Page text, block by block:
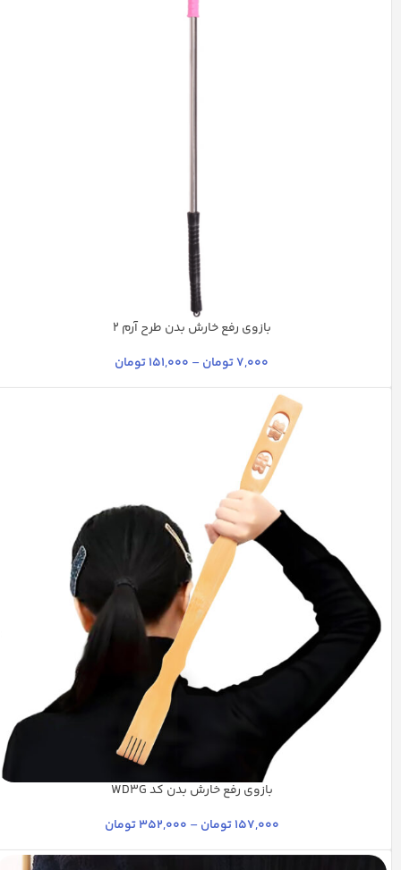
آبی یخی+10
بازوی رفع خارش بدن طرح آرم 2
7,000تومان –
151,000تومان
راش روشنشیریفندقی
بازوی رفع خارش بدن کد WD3G
157,000 تومان –
352,000 تومان